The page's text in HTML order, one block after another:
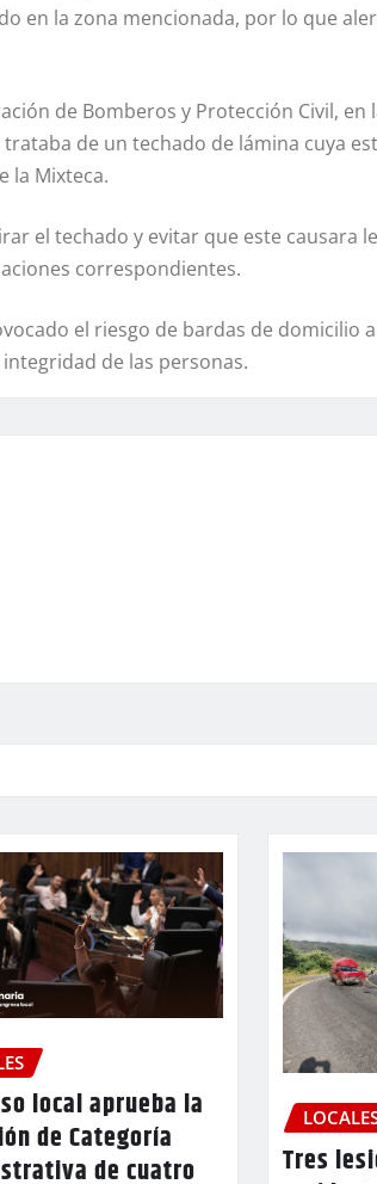
en la zona mencionada, por lo que
de Bomberos y Protección Civil, en
de un techado de lámina cuya
la Mixteca.
el techado y evitar que este causara
correspondientes.
el riesgo de bardas de domicilio
de las personas.
local aprueba la
de Categoría
de cuatro
Tres